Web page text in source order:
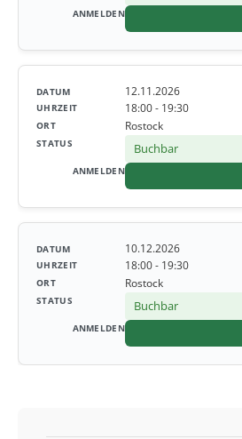
12.11.2026
18:00 - 19:30
Rostock
Buchbar
10.12.2026
18:00 - 19:30
Rostock
Buchbar